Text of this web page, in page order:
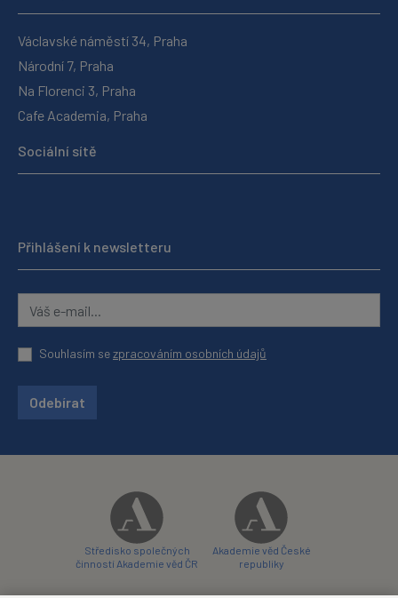
Václavské náměstí 34, Praha
Národní 7, Praha
Na Florenci 3, Praha
Cafe Academia, Praha
Sociální sítě
Přihlášení k newsletteru
Souhlasím sezpracováním osobních údajů
Odebírat
Středisko společných
činností Akademie věd ČR
Akademie věd České
republiky